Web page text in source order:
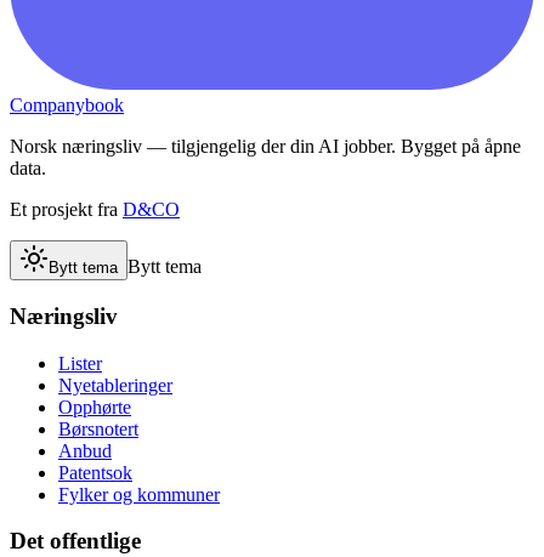
Companybook
Norsk næringsliv — tilgjengelig der din AI jobber. Bygget på åpne
data.
Et prosjekt fra D&CO
Bytt tema Bytt tema
Næringsliv
Lister
Nyetableringer
Opphørte
Børsnotert
Anbud
Patentsok
Fylker og kommuner
Det offentlige